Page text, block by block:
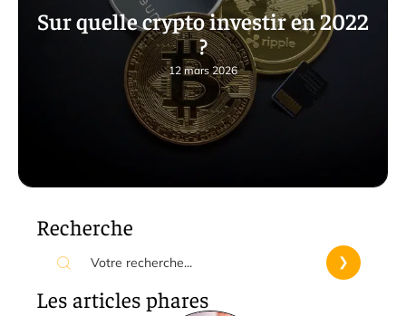
Sur quelle crypto investir en 2022
?
12 mars 2026
Recherche
Les articles phares